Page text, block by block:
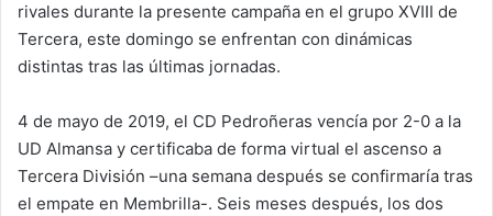
rivales durante la presente campaña en el grupo XVIII de
Tercera, este domingo se enfrentan con dinámicas
distintas tras las últimas jornadas.
4 de mayo de 2019, el CD Pedroñeras vencía por 2-0 a la
UD Almansa y certificaba de forma virtual el ascenso a
Tercera División –una semana después se confirmaría tras
el empate en Membrilla-. Seis meses después, los dos